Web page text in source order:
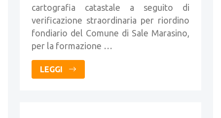
cartografia catastale a seguito di
verificazione straordinaria per riordino
fondiario del Comune di Sale Marasino,
per la formazione …
LEGGI